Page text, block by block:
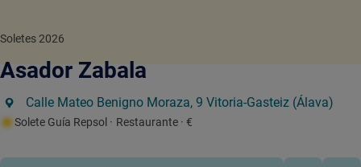
Soletes 2026
Asador Zabala
Calle Mateo Benigno Moraza, 9 Vitoria-Gasteiz (Álava)
Solete Guía Repsol · Restaurante · €